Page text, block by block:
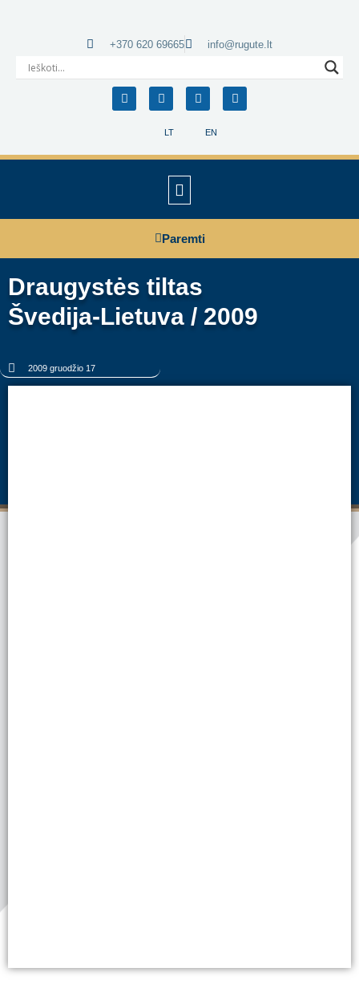
LT EN
+370 620 69665 info@rugute.lt
Paremti
Draugystės tiltas
Švedija-Lietuva / 2009
2009 gruodžio 17